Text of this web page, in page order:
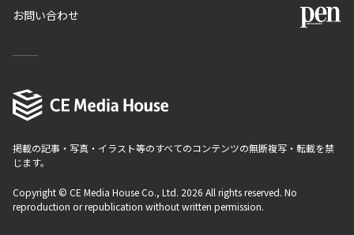
お問い合わせ
掲載の記事・写真・イラスト等のすべてのコンテンツの無断複写・転載を禁
じます。
Copyright © CE Media House Co., Ltd. 2026 All rights reserved. No
reproduction or republication without written permission.